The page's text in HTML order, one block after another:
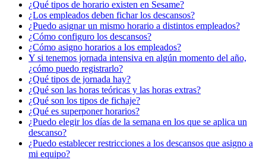
¿Qué tipos de horario existen en Sesame?
¿Los empleados deben fichar los descansos?
¿Puedo asignar un mismo horario a distintos empleados?
¿Cómo configuro los descansos?
¿Cómo asigno horarios a los empleados?
Y si tenemos jornada intensiva en algún momento del año,
¿cómo puedo registrarlo?
¿Qué tipos de jornada hay?
¿Qué son las horas teóricas y las horas extras?
¿Qué son los tipos de fichaje?
¿Qué es superponer horarios?
¿Puedo elegir los días de la semana en los que se aplica un
descanso?
¿Puedo establecer restricciones a los descansos que asigno a
mi equipo?